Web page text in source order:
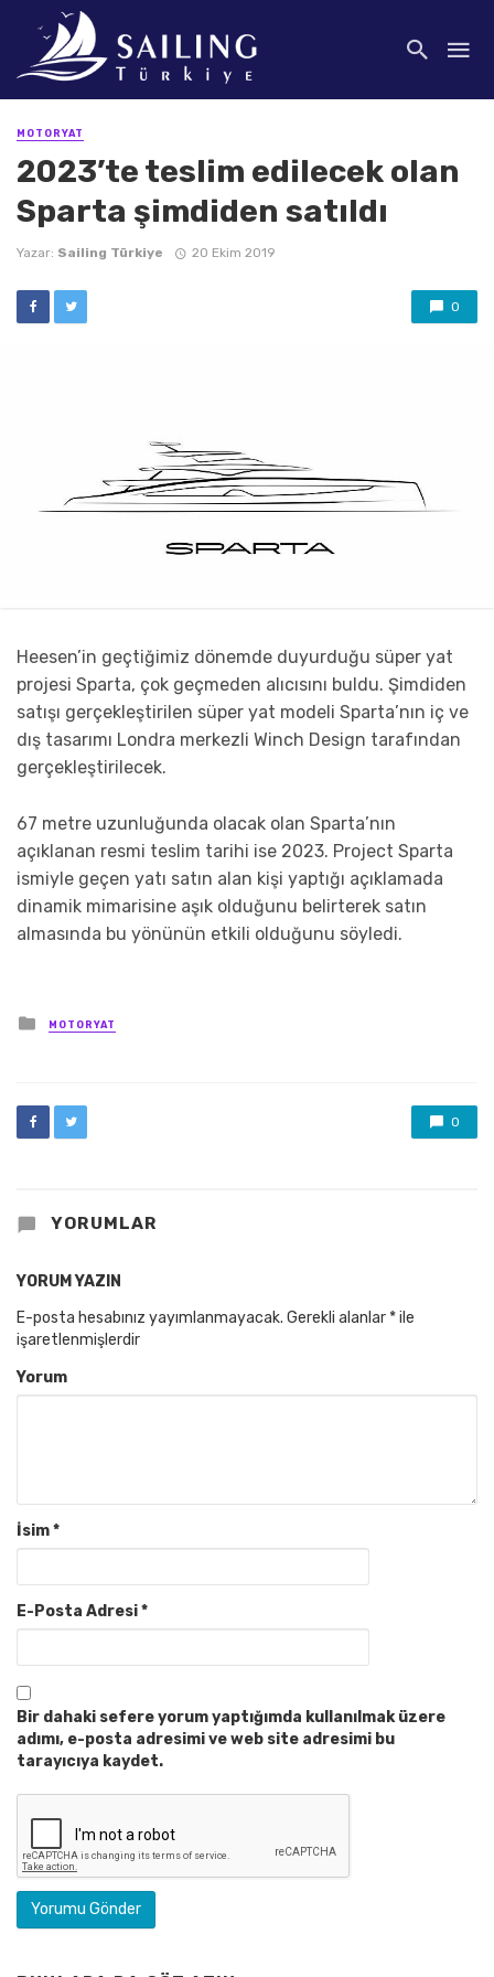
MOTORYAT
2023’te teslim edilecek olan
Sparta şimdiden satıldı
Yazar: Sailing Türkiye 20 Ekim 2019
0
Heesen’in geçtiğimiz dönemde duyurduğu süper yat
projesi Sparta, çok geçmeden alıcısını buldu. Şimdiden
satışı gerçekleştirilen süper yat modeli Sparta’nın iç ve
dış tasarımı Londra merkezli Winch Design tarafından
gerçekleştirilecek.
67 metre uzunluğunda olacak olan Sparta’nın
açıklanan resmi teslim tarihi ise 2023. Project Sparta
ismiyle geçen yatı satın alan kişi yaptığı açıklamada
dinamik mimarisine aşık olduğunu belirterek satın
almasında bu yönünün etkili olduğunu söyledi.
Posted
in
MOTORYAT
0
YORUMLAR
YORUM YAZIN
E-posta hesabınız yayımlanmayacak. Gerekli alanlar *ile
işaretlenmişlerdir
Yorum
İsim*
E-Posta Adresi*
Bir dahaki sefere yorum yaptığımda kullanılmak üzere
adımı, e-posta adresimi ve web site adresimi bu
tarayıcıya kaydet.